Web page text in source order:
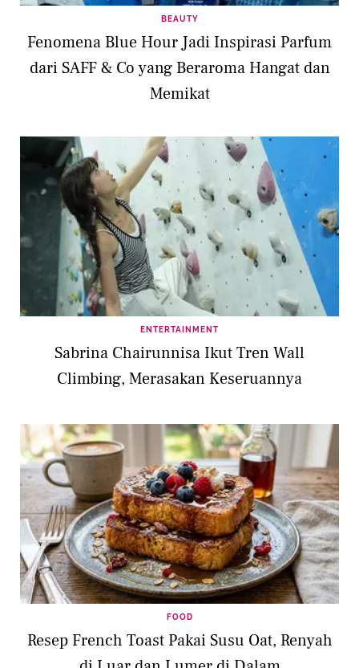
BEAUTY
Fenomena Blue Hour Jadi Inspirasi Parfum
dari SAFF & Co yang Beraroma Hangat dan
Memikat
ENTERTAINMENT
Sabrina Chairunnisa Ikut Tren Wall
Climbing, Merasakan Keseruannya
FOOD
Resep French Toast Pakai Susu Oat, Renyah